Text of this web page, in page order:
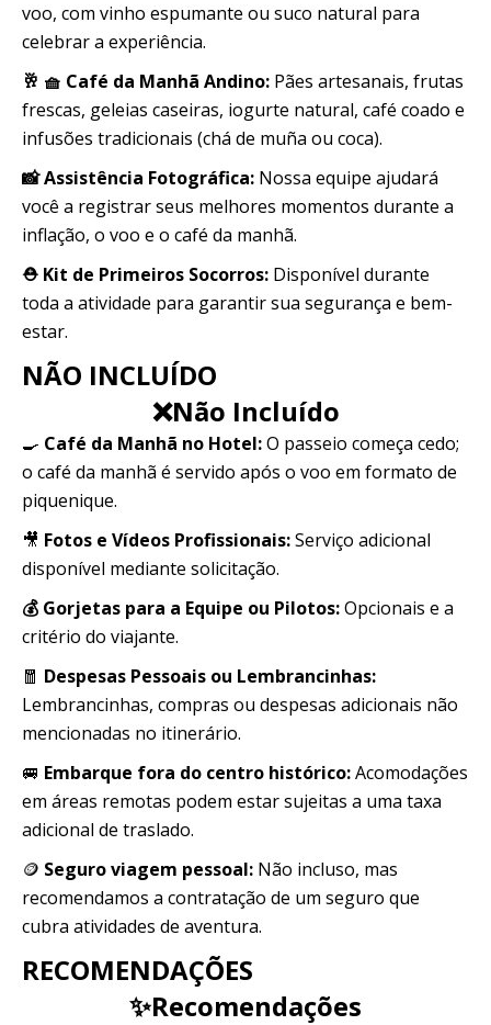
voo, com vinho espumante ou suco natural para
celebrar a experiência.
🥂 🧺 Café da Manhã Andino: Pães artesanais, frutas
frescas, geleias caseiras, iogurte natural, café coado e
infusões tradicionais (chá de muña ou coca).
📸 Assistência Fotográfica: Nossa equipe ajudará
você a registrar seus melhores momentos durante a
inflação, o voo e o café da manhã.
⛑️ Kit de Primeiros Socorros: Disponível durante
toda a atividade para garantir sua segurança e bem-
estar.
NÃO INCLUÍDO
❌Não Incluído
🍳 Café da Manhã no Hotel:O passeio começa cedo;
o café da manhã é servido após o voo em formato de
piquenique.
🎥 Fotos e Vídeos Profissionais:Serviço adicional
disponível mediante solicitação.
💰 Gorjetas para a Equipe ou Pilotos:Opcionais e a
critério do viajante.
🧧 Despesas Pessoais ou Lembrancinhas:
Lembrancinhas, compras ou despesas adicionais não
mencionadas no itinerário.
🚐 Embarque fora do centro histórico:Acomodações
em áreas remotas podem estar sujeitas a uma taxa
adicional de traslado.
🪙 Seguro viagem pessoal: Não incluso, mas
recomendamos a contratação de um seguro que
cubra atividades de aventura.
RECOMENDAÇÕES
✨Recomendações